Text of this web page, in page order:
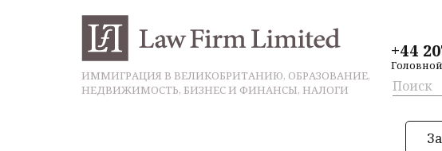
ИММИГРАЦИЯ В ВЕЛИКОБРИТАНИЮ, ОБРАЗОВАНИЕ,
НЕДВИЖИМОСТЬ, БИЗНЕС И ФИНАНСЫ, НАЛОГИ
+44